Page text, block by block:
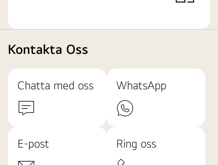
Kontakta Oss
Chatta med oss WhatsApp
E-post Ring oss